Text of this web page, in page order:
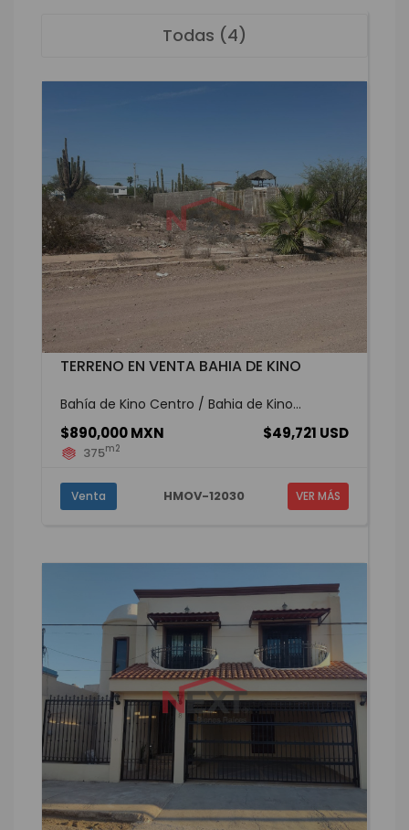
Todas (4)
TERRENO EN VENTA BAHIA DE KINO
Bahía de Kino Centro / Bahia de Kino...
$890,000 MXN $49,721 USD
375m2
Venta HMOV-12030 VER MÁS